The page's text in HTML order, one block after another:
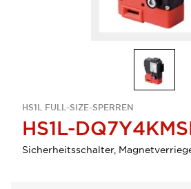
HS1L FULL-SIZE-SPERREN
HS1L-
Sicherheitsschalter,